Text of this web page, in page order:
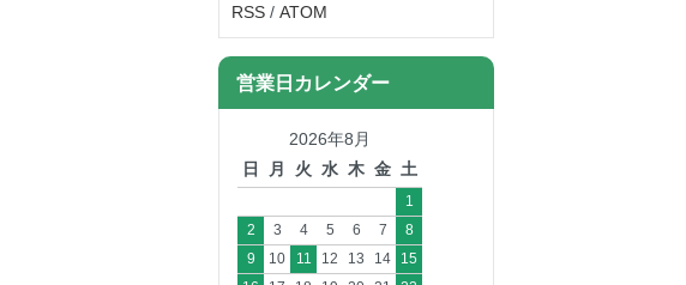
RSS / ATOM
営業日カレンダー
2026年8月
日
月 火 水 木 金 土
1
2
3 4 5 6 7
8
9
10 11 12 13 14
15